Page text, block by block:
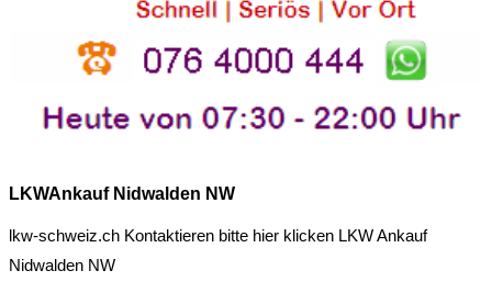
LKWAnkauf Nidwalden NW
lkw-schweiz.ch Kontaktieren bitte hier klicken LKW Ankauf
Nidwalden NW